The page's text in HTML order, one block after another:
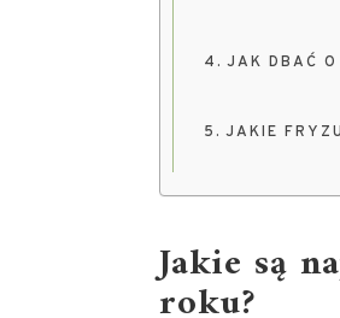
JAK DBAĆ O
JAKIE
Jakie są
roku?